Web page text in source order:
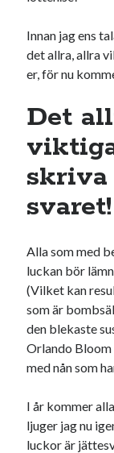
Innan jag ens
det allra, allra
er, för nu
Det
svaret!
Alla som med
luckan bör
(Vilket kan
som är
den blekaste
Orlando
med nån som
I år kommer
ljuger jag nu
luckor är